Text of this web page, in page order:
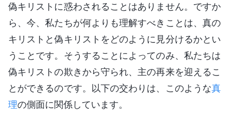
偽キリストに惑わされることはありません。ですか
ら、今、私たちが何よりも理解すべきことは、真の
キリストと偽キリストをどのように見分けるかとい
うことです。そうすることによってのみ、私たちは
偽キリストの欺きから守られ、主の再来を迎えるこ
とができるのです。以下の交わりは、このような真
理の側面に関係しています。